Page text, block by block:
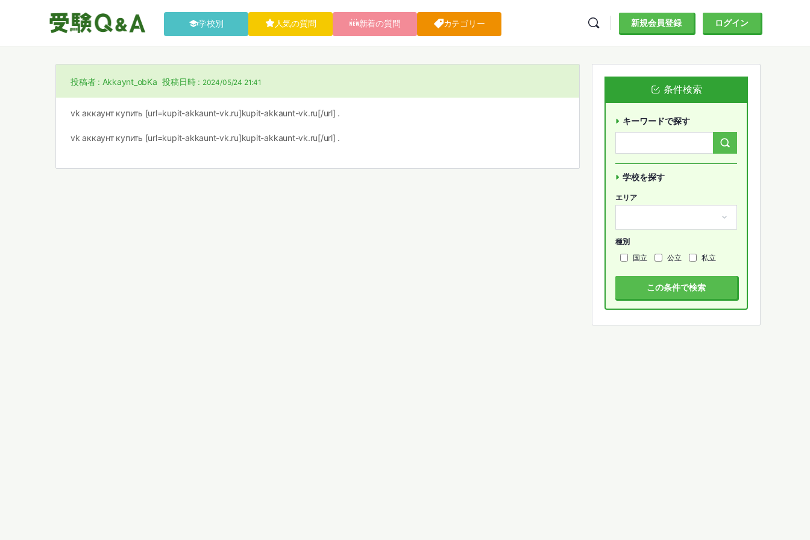
学校別 人気の質問 新着の質問 カテゴリー 新規会員登録 ログイン
投稿者 : Akkaynt_obKa 投稿日時 : 2024/05/24 21:41
vk аккаунт купить [url=kupit-akkaunt-vk.ru]kupit-akkaunt-vk.ru[/url] .
vk аккаунт купить [url=kupit-akkaunt-vk.ru]kupit-akkaunt-vk.ru[/url] .
条件検索
キーワードで探す
学校を探す
エリア
種別
国立
公立 私立
この条件で検索